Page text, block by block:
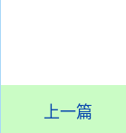
上一篇